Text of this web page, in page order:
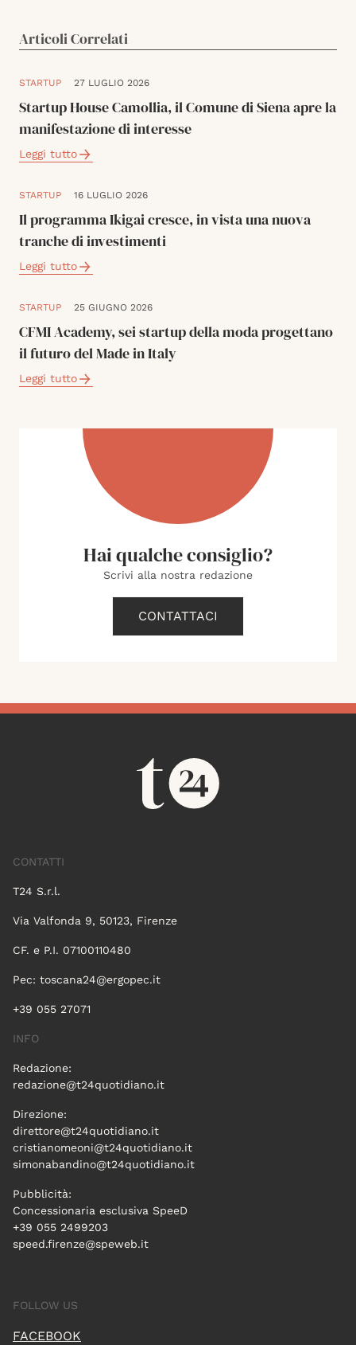
Articoli Correlati
STARTUP 27 LUGLIO 2026
Startup House Camollia, il Comune di Siena apre la
manifestazione di interesse
Leggi tutto
STARTUP 16 LUGLIO 2026
Il programma Ikigai cresce, in vista una nuova
tranche di investimenti
Leggi tutto
STARTUP 25 GIUGNO 2026
CFMI Academy, sei startup della moda progettano
il futuro del Made in Italy
Leggi tutto
Hai qualche consiglio?
Scrivi alla nostra redazione
CONTATTACI
CONTATTI
T24 S.r.l.
Via Valfonda 9, 50123, Firenze
CF. e P.I. 07100110480
Pec: toscana24@ergopec.it
+39 055 27071
INFO
Redazione:
redazione@t24quotidiano.it
Direzione:
direttore@t24quotidiano.it
cristianomeoni@t24quotidiano.it
simonabandino@t24quotidiano.it
Pubblicità:
Concessionaria esclusiva SpeeD
+39 055 2499203
speed.firenze@speweb.it
FOLLOW US
FACEBOOK